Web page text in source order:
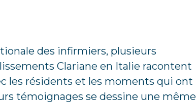
des infirmiers, plusieurs
Clariane en Italie racontent
les résidents et les moments qui ont
témoignages se dessine une même